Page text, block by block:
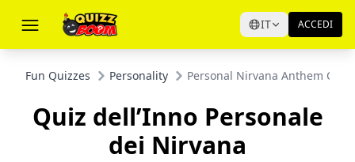
IT ACCEDI
Fun Quizzes Personality Personal Nirvana Anthem Quiz
Quiz dell’Inno Personale
dei Nirvana